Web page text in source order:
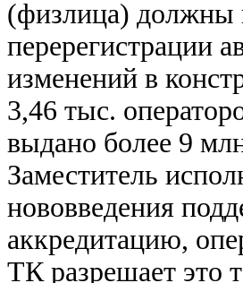
(физлица) должны
перерегистрации
изменений в
3,46 тыс.
выдано более 9
Заместитель
нововведения
аккредитацию,
ТК разрешает это